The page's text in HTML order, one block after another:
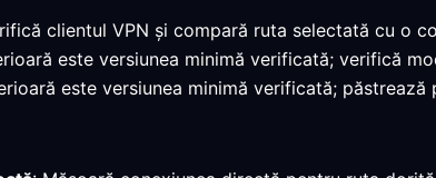
clientul VPN și compară ruta selectată cu o
este versiunea minimă verificată; verifică
este versiunea minimă verificată;